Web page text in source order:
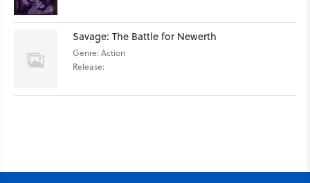
Savage: The Battle for Newerth
Genre: Action
Release: